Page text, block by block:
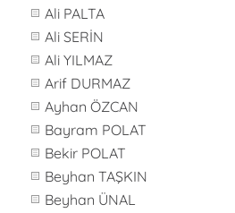
Ali PALTA
Ali SERİN
Ali YILMAZ
Arif DURMAZ
Ayhan ÖZCAN
Bayram POLAT
Bekir POLAT
Beyhan TAŞKIN
Beyhan ÜNAL